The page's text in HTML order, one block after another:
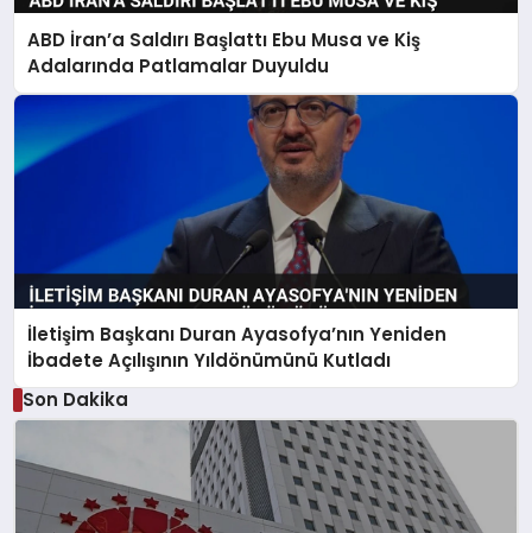
ABD İran’a Saldırı Başlattı Ebu Musa ve Kiş
Adalarında Patlamalar Duyuldu
İletişim Başkanı Duran Ayasofya’nın Yeniden
İbadete Açılışının Yıldönümünü Kutladı
Son Dakika